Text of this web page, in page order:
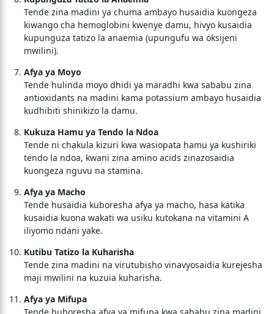
Tende zina madini ya chuma ambayo husaidia kuongeza
kiwango cha hemoglobini kwenye damu, hivyo kusaidia
kupunguza tatizo la anaemia (upungufu wa oksijeni
mwilini).
Afya ya Moyo
Tende hulinda moyo dhidi ya maradhi kwa sababu zina
antioxidants na madini kama potassium ambayo husaidia
kudhibiti shinikizo la damu.
Kukuza Hamu ya Tendo la Ndoa
Tende ni chakula kizuri kwa wasiopata hamu ya kushiriki
tendo la ndoa, kwani zina amino acids zinazosaidia
kuongeza nguvu na stamina.
Afya ya Macho
Tende husaidia kuboresha afya ya macho, hasa katika
kusaidia kuona wakati wa usiku kutokana na vitamini A
iliyomo ndani yake.
Kutibu Tatizo la Kuharisha
Tende zina madini na virutubisho vinavyosaidia kurejesha
maji mwilini na kuzuia kuharisha.
Afya ya Mifupa